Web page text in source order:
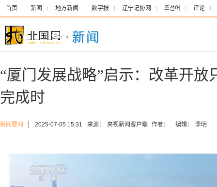
首页 新闻 地方新闻 数字报 辽宁记协网 조선어 评论
“厦门发展战略”启示：改革开放
完成时
新闻要闻 2025-07-05 15:31 来源： 央视新闻客户端 作者： 编辑： 李明